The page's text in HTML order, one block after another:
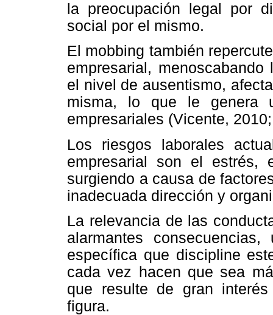
la preocupación legal por
social por el mismo.
El mobbing también
empresarial,
el nivel de ausentismo,
misma, lo que le genera
empresariales (Vicente,
Los riesgos laborales
empresarial son el
surgiendo a causa de
inadecuada dirección y
La relevancia de las
alarmantes
específica que discipline
cada vez hacen que sea
que resulte de gran
figura.